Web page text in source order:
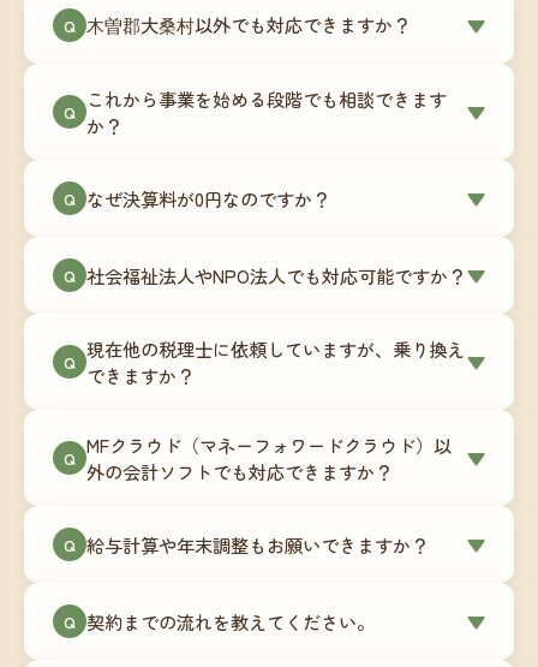
Q 木曽郡大桑村以外でも対応できますか？ ▼
す。Zoomやチャットツールを使ったオンラインで
のやり取りが中心ですので、地域を問わずサポー
地域の事業者さまにご利用いただいています。
Q
これから事業を始める段階でも相談できます
か？
▼
180,000円〜）をご用意しています。事業計画の段
談にも対応しています。
Q なぜ決算料が0円なのですか？ ▼
次で進めています。そのため、決算時に追加の作
リプション型の料金体系を実現しています。年間
コストが事前にわかるので、資金繰りの見通しも
Q 社会福祉法人やNPO法人でも対応可能ですか？▼
は営利法人とは会計基準や監査要件が異なるた
め、別途お見積りとなります。まずはお気軽にご
Q 現在他の税理士に依頼していますが、乗り換え
できますか？
▼
ます。前任の税理士事務所との連携や、過去の帳
簿データの移行もお手伝いします。決算期のタイ
での変更も対応可能です。
Q MFクラウド（マネーフォワードクラウド）以
外の会計ソフトでも対応できますか？
▼
供しています。これから会計ソフトを導入される
します。freee・弥生会計等をご利用中の場合は、
Q 給与計算や年末調整もお願いできますか？ ▼
怠集計あり／5名まで）は月額15,000円〜、年末調
Q 契約までの流れを教えてください。 ▼